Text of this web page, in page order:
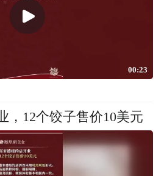
00:23
，12个饺子售价10美元